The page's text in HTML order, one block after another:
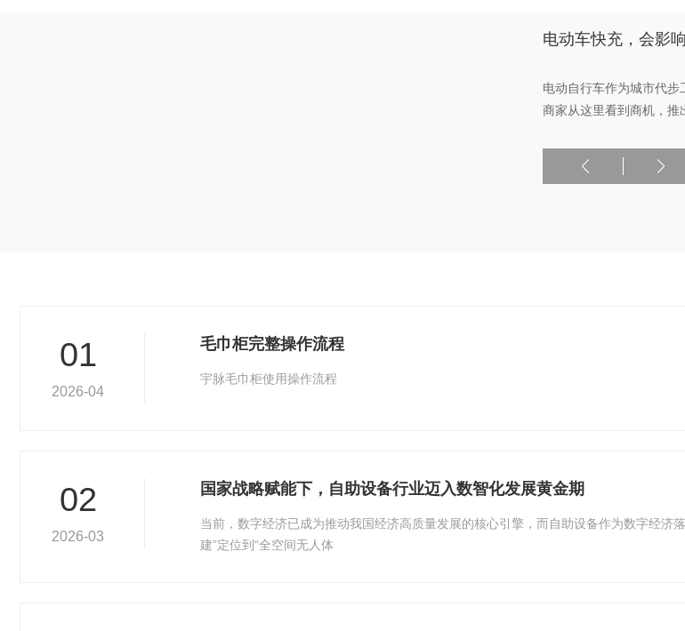
电动车快充，会影
电动自行车作为城市代
商家从这里看到商机，推
01
2026-04
毛巾柜完整操作流程
宇脉毛巾柜使用操作流程
02
2026-03
国家战略赋能下，自助设备行业迈入数智化发展黄金期
当前，数字经济已成为推动我国经济高质量发展的核心引擎，而自助设备作为数字经济
建”定位到“全空间无人体